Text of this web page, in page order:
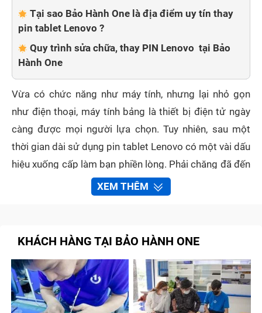
Tại sao Bảo Hành One là địa điểm uy tín thay
pin tablet Lenovo ?
Quy trình sửa chữa, thay PIN Lenovo tại Bảo
Hành One
Vừa có chức năng như máy tính, nhưng lại nhỏ gọn
như điện thoại, máy tính bảng là thiết bị điện tử ngày
càng được mọi người lựa chọn. Tuy nhiên, sau một
thời gian dài sử dụng pin tablet Lenovo có một vài dấu
hiệu xuống cấp làm bạn phiền lòng. Phải chăng đã đến
lúc thay pin tablet Lenovo ? Thay ở đâu thì yên tâm?
Hãy để Bảo Hành One giúp bạn!
ngay lập tức mà thay vào đó nó sẽ bị yếu từ từ, công
suất hoạt động giảm dần và năng lượng dự trữ sẽ
ngày một ít đi. Cho đến một lúc nào đó bạn sẽ cảm
XEM THÊM
KHÁCH HÀNG TẠI BẢO HÀNH ONE